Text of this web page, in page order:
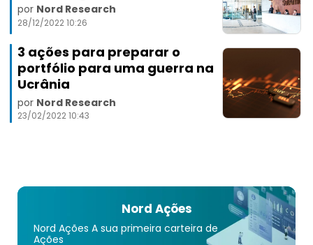
por Nord Research
28/12/2022 10:26
3 ações para preparar o
portfólio para uma guerra na
Ucrânia
por Nord Research
23/02/2022 10:43
Nord Ações
Nord Ações A sua primeira carteira de
Ações